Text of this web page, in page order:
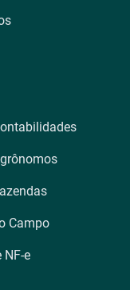
Campo
NF-e